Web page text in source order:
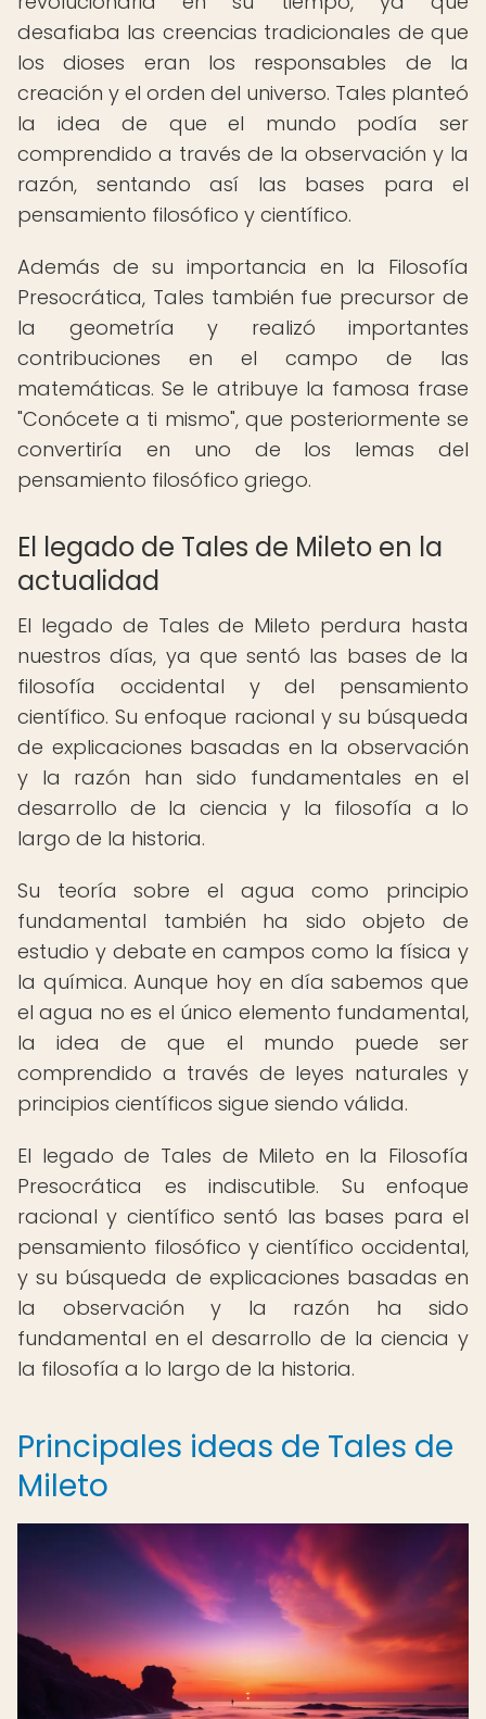
desafiaba las creencias tradicionales de que
los dioses eran los responsables de la
creación y el orden del universo. Tales planteó
la idea de que el mundo podía ser
comprendido a través de la observación y la
razón, sentando así las bases para el
pensamiento filosófico y científico.
Además de su importancia en la Filosofía
Presocrática, Tales también fue precursor de
la geometría y realizó importantes
contribuciones en el campo de las
matemáticas. Se le atribuye la famosa frase
"Conócete a ti mismo", que posteriormente se
convertiría en uno de los lemas del
pensamiento filosófico griego.
El legado de Tales de Mileto en la
actualidad
El legado de Tales de Mileto perdura hasta
nuestros días, ya que sentó las bases de la
filosofía occidental y del pensamiento
científico. Su enfoque racional y su búsqueda
de explicaciones basadas en la observación
y la razón han sido fundamentales en el
desarrollo de la ciencia y la filosofía a lo
largo de la historia.
Su teoría sobre el agua como principio
fundamental también ha sido objeto de
estudio y debate en campos como la física y
la química. Aunque hoy en día sabemos que
el agua no es el único elemento fundamental,
la idea de que el mundo puede ser
comprendido a través de leyes naturales y
principios científicos sigue siendo válida.
El legado de Tales de Mileto en la Filosofía
Presocrática es indiscutible. Su enfoque
racional y científico sentó las bases para el
pensamiento filosófico y científico occidental,
y su búsqueda de explicaciones basadas en
la observación y la razón ha sido
fundamental en el desarrollo de la ciencia y
la filosofía a lo largo de la historia.
Principales ideas de Tales de
Mileto